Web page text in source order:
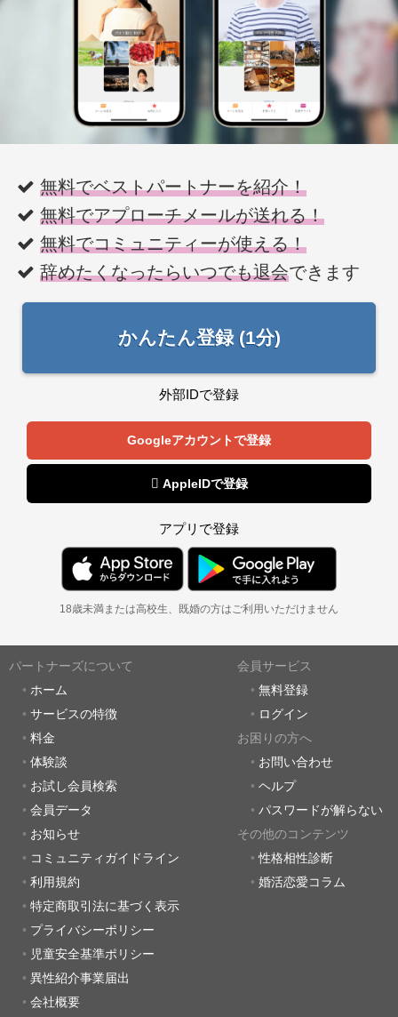
無料でベストパートナーを紹介！
無料でアプローチメールが送れる！
無料でコミュニティーが使える！
辞めたくなったらいつでも退会できます
かんたん登録 (1分)
外部IDで登録
Googleアカウントで登録
 AppleIDで登録
アプリで登録
18歳未満または高校生、既婚の方はご利用いただけません
パートナーズについて
ホーム
サービスの特徴
料金
体験談
お試し会員検索
会員データ
お知らせ
コミュニティガイドライン
利用規約
特定商取引法に基づく表示
プライバシーポリシー
児童安全基準ポリシー
異性紹介事業届出
会社概要
会員サービス
無料登録
ログイン
お困りの方へ
お問い合わせ
ヘルプ
パスワードが解らない
その他のコンテンツ
性格相性診断
婚活恋愛コラム